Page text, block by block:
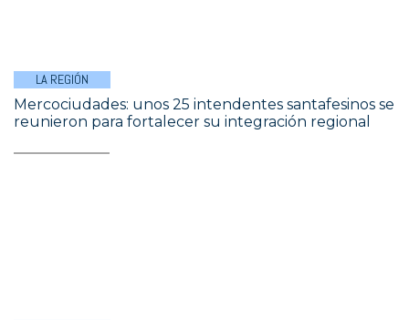
LA REGIÓN
Mercociudades: unos 25 intendentes santafesinos se
reunieron para fortalecer su integración regional